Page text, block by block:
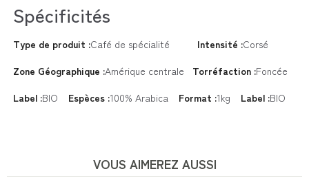
Spécificités
Type de produit :Café de spécialité Intensité :Corsé
Zone Géographique :Amérique centrale Torréfaction :Foncée
Label :BIO Espèces :100% Arabica Format :1kg Label :BIO
VOUS AIMEREZ AUSSI